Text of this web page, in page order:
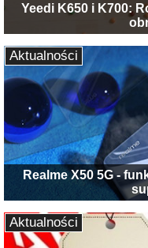
Yeedi K650 i K700:
Realme X50 5G -
Aktualności
Aktualności